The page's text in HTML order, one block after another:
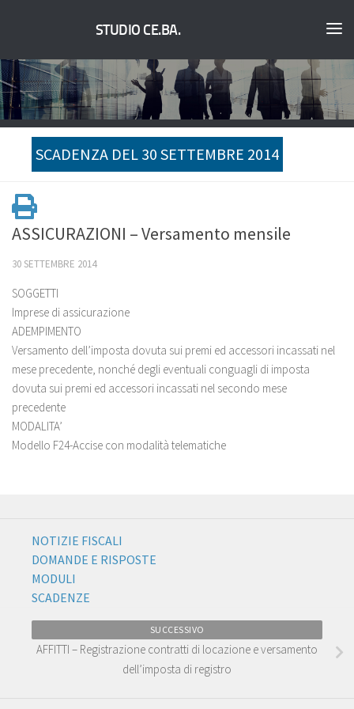
STUDIO CE.BA.
SCADENZA DEL 30 SETTEMBRE 2014
ASSICURAZIONI – Versamento mensile
30 SETTEMBRE 2014
SOGGETTI
Imprese di assicurazione
ADEMPIMENTO
Versamento dell’imposta dovuta sui premi ed accessori incassati nel
mese precedente, nonché degli eventuali conguagli di imposta
dovuta sui premi ed accessori incassati nel secondo mese
precedente
MODALITA’
Modello F24-Accise con modalità telematiche
NOTIZIE FISCALI
DOMANDE E RISPOSTE
MODULI
SCADENZE
SUCCESSIVO
AFFITTI – Registrazione contratti di locazione e versamento
dell’imposta di registro